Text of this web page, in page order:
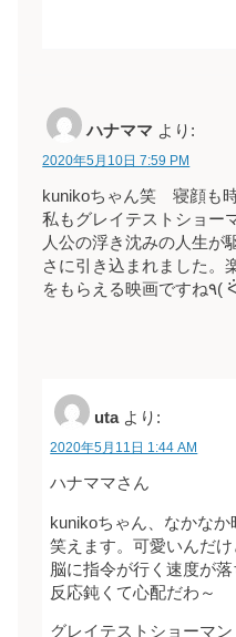
ハナママ より:
2020年5月10日 7:59 PM
kunikoちゃん笑 寝顔も
私もグレイテストショー
人公の浮き沈みの人生が
さに引き込まれました。
uta より:
2020年5月11日 1:44 AM
ハナママさん
kunikoちゃん、なかなか
笑えます。可愛いんだ
脳に指令が行く速度が
反応鈍くて心配だわ～
グレイテストショーマン